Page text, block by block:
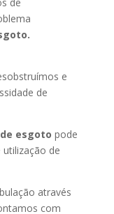
e
de
esgoto pode
utilização de
através
com